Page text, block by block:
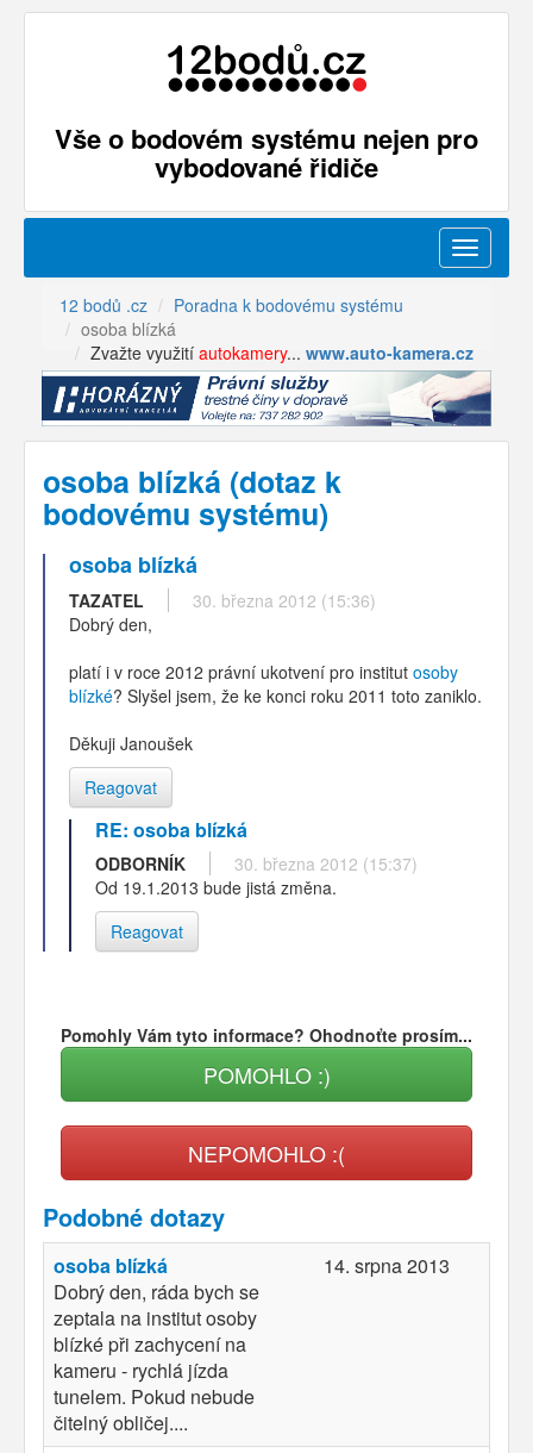
Vše o bodovém systému nejen pro
vybodované řidiče
Menu
12 bodů .cz
Poradna k bodovému systému
osoba blízká
Zvažte využití autokamery... www.auto-kamera.cz
osoba blízká (dotaz k
bodovému systému)
osoba blízká
TAZATEL
30. března 2012 (15:36)
Dobrý den,
platí i v roce 2012 právní ukotvení pro institut osoby
blízké? Slyšel jsem, že ke konci roku 2011 toto zaniklo.
Děkuji Janoušek
Reagovat
RE: osoba blízká
ODBORNÍK
30. března 2012 (15:37)
Od 19.1.2013 bude jistá změna.
Reagovat
Pomohly Vám tyto informace? Ohodnoťte prosím...
POMOHLO :)
NEPOMOHLO :(
Podobné dotazy
osoba blízká
Dobrý den, ráda bych se
zeptala na institut osoby
blízké při zachycení na
kameru - rychlá jízda
tunelem. Pokud nebude
čitelný obličej....
14. srpna 2013